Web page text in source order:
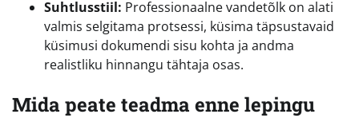
Suhtlusstiil: Professionaalne vandetõlk on alati
valmis selgitama protsessi, küsima täpsustavaid
küsimusi dokumendi sisu kohta ja andma
realistliku hinnangu tähtaja osas.
Mida peate teadma enne lepingu